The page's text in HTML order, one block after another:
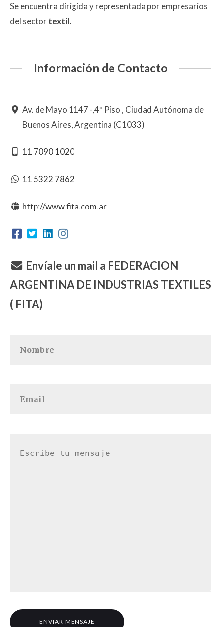
Se encuentra dirigida y representada por empresarios
del sectortextil.
Información de Contacto
Av. de Mayo 1147 -,4º Piso , Ciudad Autónoma de
Buenos Aires, Argentina (C1033)
11 7090 1020
11 5322 7862
http://www.fita.com.ar
Envíale un mail a FEDERACION
ARGENTINA DE INDUSTRIAS TEXTILES
( FITA)